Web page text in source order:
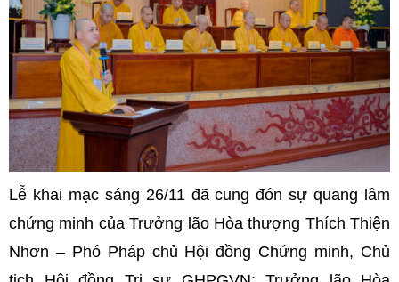
Lễ khai mạc sáng 26/11 đã cung đón sự quang lâm
chứng minh của Trưởng lão Hòa thượng Thích Thiện
Nhơn – Phó Pháp chủ Hội đồng Chứng minh, Chủ